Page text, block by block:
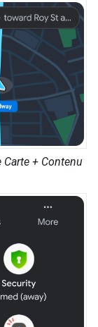
+ Contenu